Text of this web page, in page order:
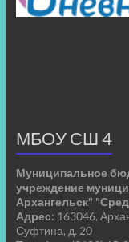
МБОУ СШ 4
Муниципальное
учреждение
Архангельск"
Адрес: 163046,
Суфтина, д. 20